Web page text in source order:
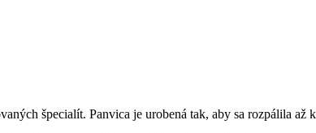
špecialít. Panvica je urobená tak, aby sa rozpálila